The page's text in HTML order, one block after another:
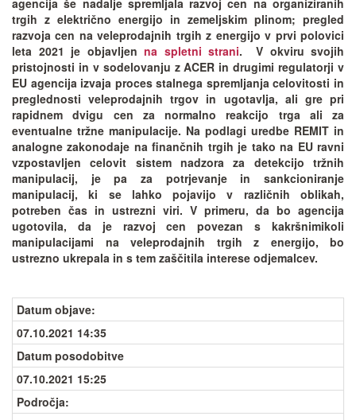
agencija še nadalje spremljala razvoj cen na organiziranih
trgih z električno energijo in zemeljskim plinom; pregled
razvoja cen na veleprodajnih trgih z energijo v prvi polovici
leta 2021 je objavljen na spletni strani. V okviru svojih
pristojnosti in v sodelovanju z ACER in drugimi regulatorji v
EU agencija izvaja proces stalnega spremljanja celovitosti in
preglednosti veleprodajnih trgov in ugotavlja, ali gre pri
rapidnem dvigu cen za normalno reakcijo trga ali za
eventualne tržne manipulacije. Na podlagi uredbe REMIT in
analogne zakonodaje na finančnih trgih je tako na EU ravni
vzpostavljen celovit sistem nadzora za detekcijo tržnih
manipulacij, je pa za potrjevanje in sankcioniranje
manipulacij, ki se lahko pojavijo v različnih oblikah,
potreben čas in ustrezni viri. V primeru, da bo agencija
ugotovila, da je razvoj cen povezan s kakršnimikoli
manipulacijami na veleprodajnih trgih z energijo, bo
ustrezno ukrepala in s tem zaščitila interese odjemalcev.
Datum objave:
07.10.2021 14:35
Datum posodobitve
07.10.2021 15:25
Področja: